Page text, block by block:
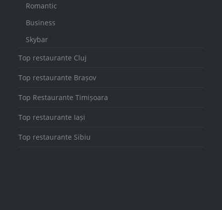
Romantic
Business
Skybar
Top restaurante Cluj
Top restaurante Brașov
Top Restaurante Timișoara
Top restaurante Iași
Top restaurante Sibiu